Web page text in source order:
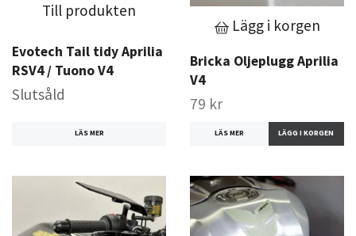
Till produkten
Evotech Tail tidy Aprilia
RSV4 / Tuono V4
Slutsåld
LÄS MER
Lägg i korgen
Bricka Oljeplugg Aprilia
V4
79 kr
LÄS MER